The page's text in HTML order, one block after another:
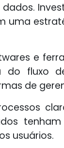
e
fluxo
de
usuários.